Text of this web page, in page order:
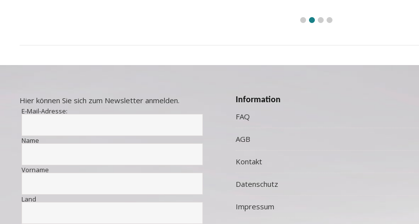
Hier können Sie sich zum Newsletter anmelden.
E-Mail-Adresse:
Name
Vorname
Land
Information
FAQ
AGB
Kontakt
Datenschutz
Impressum